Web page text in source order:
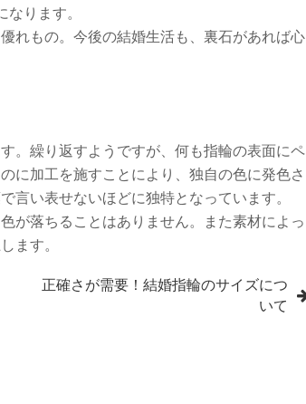
ります。
れもの。今後の結婚生活も、裏石があれば心
。繰り返すようですが、何も指輪の表面にペ
に加工を施すことにより、独自の色に発色さ
言い表せないほどに独特となっています。
が落ちることはありません。また素材によっ
ます。
正確さが需要！結婚指輪のサイズにつ
いて